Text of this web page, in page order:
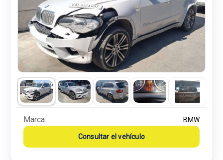
Marca: BMW
Consultar el vehículo